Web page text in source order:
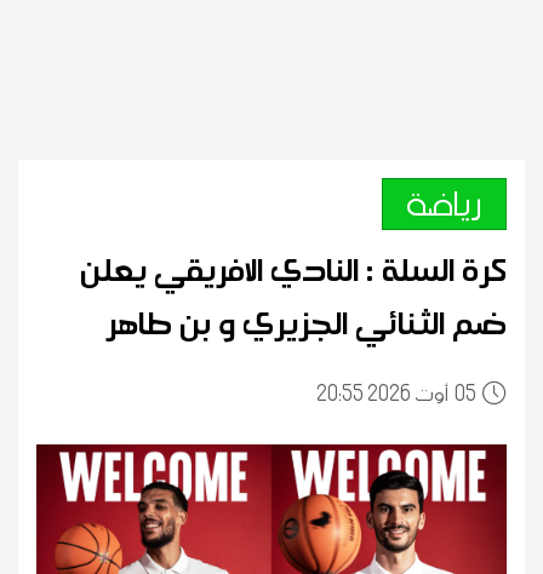
رياضة
كرة السلة : النادي الافريقي يعلن
ضم الثنائي الجزيري و بن طاهر
0520:55 2026 أوت